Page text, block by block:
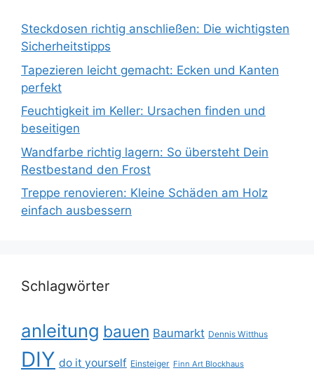
Steckdosen richtig anschließen: Die wichtigsten
Sicherheitstipps
Tapezieren leicht gemacht: Ecken und Kanten
perfekt
Feuchtigkeit im Keller: Ursachen finden und
beseitigen
Wandfarbe richtig lagern: So übersteht Dein
Restbestand den Frost
Treppe renovieren: Kleine Schäden am Holz
einfach ausbessern
Schlagwörter
anleitung bauen Baumarkt Dennis Witthus
DIY do it yourself Einsteiger Finn Art Blockhaus